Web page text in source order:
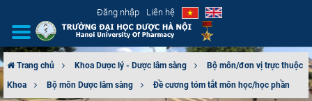
Đăng nhập Liên hệ
GIỚI THIỆU
Trang chủ Khoa Dược lý - Dược lâm sàng
Bộ môn/đơn vị trực thuộc
Khoa
Bộ môn Dược lâm sàng Đề cương tóm tắt môn học/học phần